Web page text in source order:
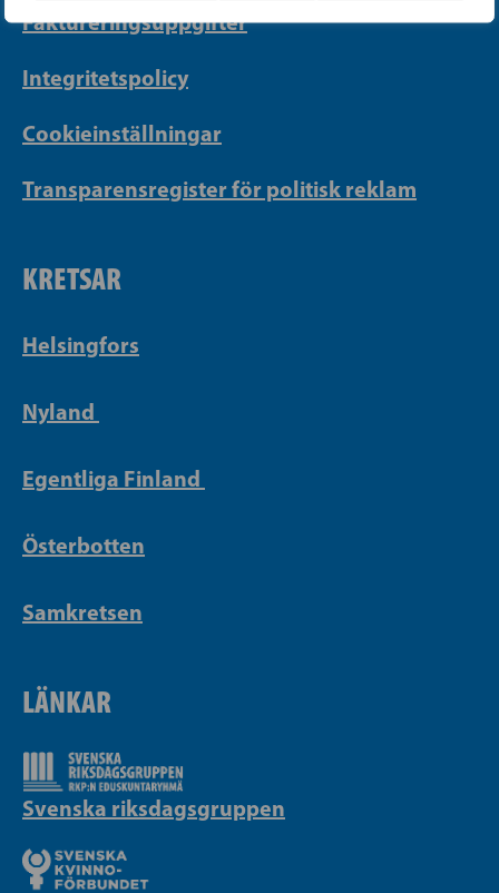
Faktureringsuppgifter
Integritetspolicy
Cookieinställningar
Transparensregister för politisk reklam
KRETSAR
Helsingfors
Nyland
Egentliga Finland
Österbotten
Samkretsen
LÄNKAR
Svenska riksdagsgruppen